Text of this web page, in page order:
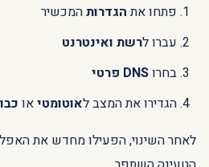
פתחו אתהגדרותהמכשיר
עברו לרשת ואינטרנט
בחרוDNS פרטי
הגדירו את המצב לאוטומטיאו
לאחר השינוי, הפעילו מחדש את